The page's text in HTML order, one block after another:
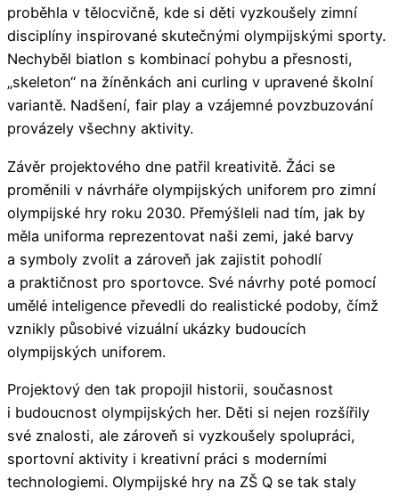
proběhla v tělocvičně, kde si děti vyzkoušely zimní
disciplíny inspirované skutečnými olympijskými sporty.
Nechyběl biatlon s kombinací pohybu a přesnosti,
„skeleton“ na žíněnkách ani curling v upravené školní
variantě. Nadšení, fair play a vzájemné povzbuzování
provázely všechny aktivity.
Závěr projektového dne patřil kreativitě. Žáci se
proměnili v návrháře olympijských uniforem pro zimní
olympijské hry roku 2030. Přemýšleli nad tím, jak by
měla uniforma reprezentovat naši zemi, jaké barvy
a symboly zvolit a zároveň jak zajistit pohodlí
a praktičnost pro sportovce. Své návrhy poté pomocí
umělé inteligence převedli do realistické podoby, čímž
vznikly působivé vizuální ukázky budoucích
olympijských uniforem.
Projektový den tak propojil historii, současnost
i budoucnost olympijských her. Děti si nejen rozšířily
své znalosti, ale zároveň si vyzkoušely spolupráci,
sportovní aktivity i kreativní práci s moderními
technologiemi. Olympijské hry na ZŠ Q se tak staly